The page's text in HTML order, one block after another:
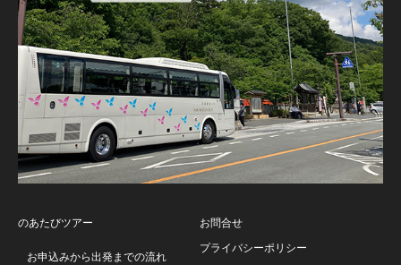
のあたびツアー
お申込みから出発までの流れ
お問合せ
プライバシーポリシー